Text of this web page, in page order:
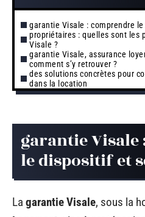
garantie Visale : comprendre
propriétaires : quelles sont les
Visale ?
garantie Visale, assurance
comment s’y retrouver ?
des solutions concrètes pour
dans la location
garantie
le dispositif et
La garantie Visale, sous la